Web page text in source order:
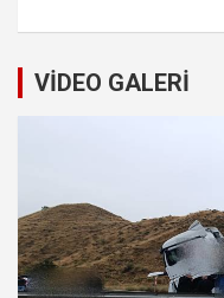
VİDEO GALERİ